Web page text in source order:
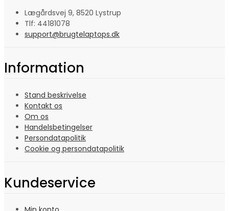
Lægårdsvej 9, 8520 Lystrup
Tlf: 44181078
support@brugtelaptops.dk
Information
Stand beskrivelse
Kontakt os
Om os
Handelsbetingelser
Persondatapolitik
Cookie og persondatapolitik
Kundeservice